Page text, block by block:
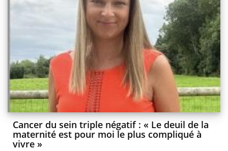
Cancer du sein triple négatif : « Le deuil de la
maternité est pour moi le plus compliqué à
vivre »